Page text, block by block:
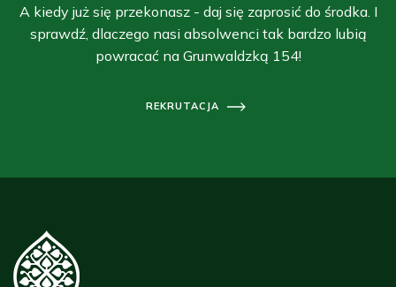
A kiedy już się przekonasz - daj się zaprosić do środka. I
sprawdź, dlaczego nasi absolwenci tak bardzo lubią
powracać na Grunwaldzką 154!
REKRUTACJA